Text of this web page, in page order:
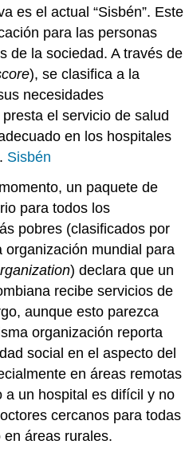
es el actual “Sisbén”. ​​​​​​​​​​​​​​​​​​​​​​​​​​​​​​​​​​​​​Este
para las personas
de la sociedad. A través de
), se clasifica a la
necesidades
el servicio de salud
en los hospitales
Sisbén
un paquete de
para todos los
pobres (clasificados por
organización mundial para
) declara que un
recibe servicios de
aunque esto parezca
organización reporta
social en el aspecto del
en áreas remotas
a un hospital es difícil y no
cercanos para todas
en áreas rurales.